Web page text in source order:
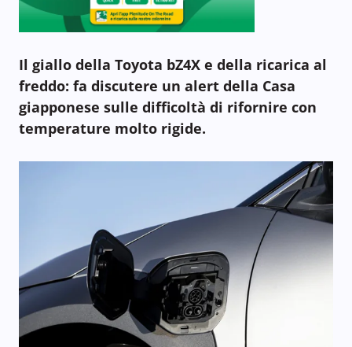
Il giallo della Toyota bZ4X e della ricarica al
freddo: fa discutere un alert della Casa
giapponese sulle difficoltà di rifornire con
temperature molto rigide.